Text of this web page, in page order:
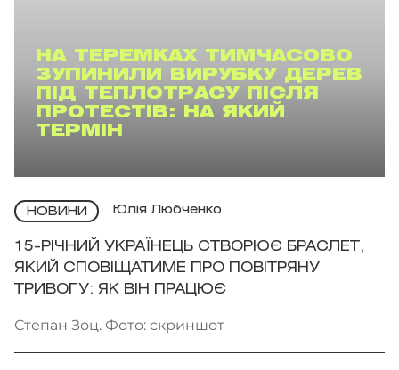
НА ТЕРЕМКАХ ТИМЧАСОВО
ЗУПИНИЛИ ВИРУБКУ ДЕРЕВ
ПІД ТЕПЛОТРАСУ ПІСЛЯ
ПРОТЕСТІВ: НА ЯКИЙ
ТЕРМІН
НОВИНИ Юлія Любченко
15-РІЧНИЙ УКРАЇНЕЦЬ СТВОРЮЄ БРАСЛЕТ,
ЯКИЙ СПОВІЩАТИМЕ ПРО ПОВІТРЯНУ
ТРИВОГУ: ЯК ВІН ПРАЦЮЄ
Степан Зоц. Фото: скриншот